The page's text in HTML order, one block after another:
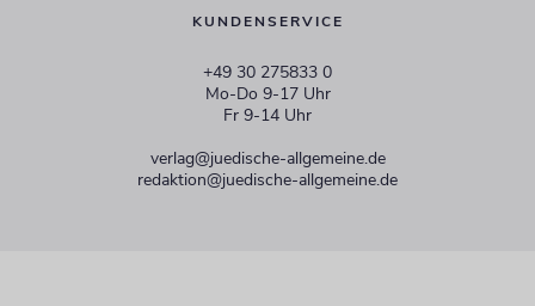
KUNDENSERVICE
+49 30 275833 0
Mo-Do 9-17 Uhr
Fr 9-14 Uhr
verlag@juedische-allgemeine.de
redaktion@juedische-allgemeine.de